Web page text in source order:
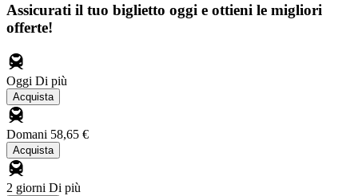
Assicurati il ​​tuo biglietto oggi e ottieni le migliori
offerte!
Oggi Di più
Acquista
Domani 58,65 €
Acquista
2 giorni Di più